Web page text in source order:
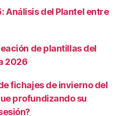
Análisis del Plantel entre
de plantillas del
2026
fichajes de invierno del
profundizando su